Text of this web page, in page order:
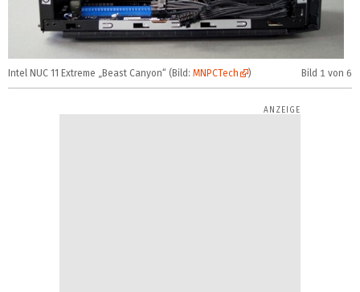
Intel NUC 11 Extreme „Beast Canyon“ (Bild: MNPCTech ) Bild 1 von 6